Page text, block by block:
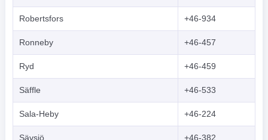
Robertsfors +46-934
Ronneby +46-457
Ryd +46-459
Säffle +46-533
Sala-Heby +46-224
Sävsjö +46-382